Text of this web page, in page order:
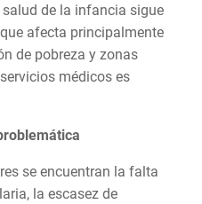
salud de la infancia sigue
afecta principalmente
de pobreza y zonas
médicos es
se encuentran la falta
la escasez de